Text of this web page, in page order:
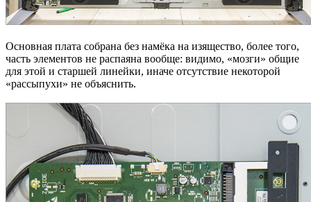
Основная плата собрана без намёка на изящество, более того,
часть элементов не распаяна вообще: видимо, «мозги» общие
для этой и старшей линейки, иначе отсутствие некоторой
«рассыпухи» не объяснить.